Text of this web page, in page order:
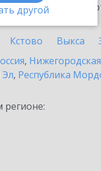
другой
Кстово Выкса
,
, Республика